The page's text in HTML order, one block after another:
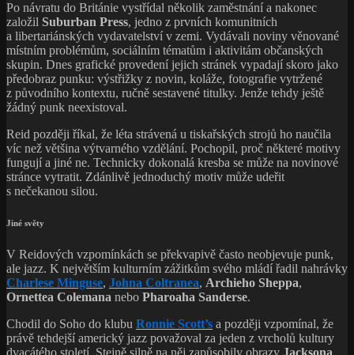
Po návratu do Británie vystřídal několik zaměstnání a nakonec
založil Suburban Press, jedno z prvních komunitních
a libertariánských vydavatelství v zemi. Vydávali noviny věnované
místním problémům, sociálním tématům i aktivitám občanských
skupin. Dnes grafické provedení jejich stránek vypadají skoro jako
předobraz punku: výstřižky z novin, koláže, fotografie vytržené
z původního kontextu, ručně sestavené titulky. Jenže tehdy ještě
žádný punk neexistoval.
Reid později říkal, že léta strávená u tiskařských strojů ho naučila
víc než většina výtvarného vzdělání. Pochopil, proč některé motivy
fungují a jiné ne. Technicky dokonalá kresba se může na novinové
stránce vytratit. Zdánlivě jednoduchý motiv může udeřit
s nečekanou silou.
Jiné světy
V Reidových vzpomínkách se překvapivě často neobjevuje punk,
ale jazz. K největším kulturním zážitkům svého mládí řadil nahrávky
Charlese Minguse, Johna Coltranea, Archieho Sheppa,
Ornettea Colemana nebo Pharoaha Sanderse.
Chodil do Soho do klubu Ronnie Scott’s a později vzpomínal, že
právě tehdejší americký jazz považoval za jeden z vrcholů kultury
dvacátého století. Stejně silně na něj zapůsobily obrazy Jacksona